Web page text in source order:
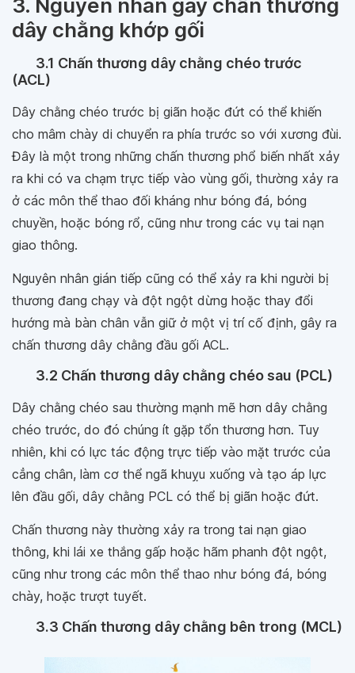
3. Nguyên nhân gây chấn thương
dây chằng khớp gối
3.1 Chấn thương dây chằng chéo trước
(ACL)
Dây chằng chéo trước bị giãn hoặc đứt có thể khiến
cho mâm chày di chuyển ra phía trước so với xương đùi.
Đây là một trong những chấn thương phổ biến nhất xảy
ra khi có va chạm trực tiếp vào vùng gối, thường xảy ra
ở các môn thể thao đối kháng như bóng đá, bóng
chuyền, hoặc bóng rổ, cũng như trong các vụ tai nạn
giao thông.
Nguyên nhân gián tiếp cũng có thể xảy ra khi người bị
thương đang chạy và đột ngột dừng hoặc thay đổi
hướng mà bàn chân vẫn giữ ở một vị trí cố định, gây ra
chấn thương dây chằng đầu gối ACL.
3.2 Chấn thương dây chằng chéo sau (PCL)
Dây chằng chéo sau thường mạnh mẽ hơn dây chằng
chéo trước, do đó chúng ít gặp tổn thương hơn. Tuy
nhiên, khi có lực tác động trực tiếp vào mặt trước của
cẳng chân, làm cơ thể ngã khuỵu xuống và tạo áp lực
lên đầu gối, dây chằng PCL có thể bị giãn hoặc đứt.
Chấn thương này thường xảy ra trong tai nạn giao
thông, khi lái xe thắng gấp hoặc hãm phanh đột ngột,
cũng như trong các môn thể thao như bóng đá, bóng
chày, hoặc trượt tuyết.
3.3 Chấn thương dây chằng bên trong (MCL)